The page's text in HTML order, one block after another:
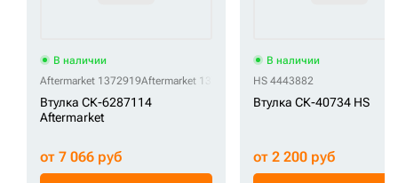
В наличии
Aftermarket 1372919Aftermarket 137-2919 Aftermarket 2402913
Втулка СК-6287114
Aftermarket
от 7 066 руб
В наличии
HS 4443882
Втулка СК-40734 HS
от 2 200 руб